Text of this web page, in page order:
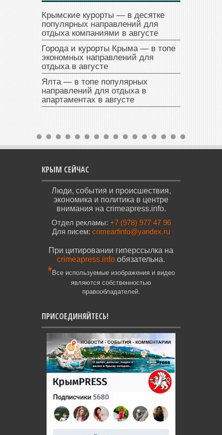
Крымские курорты — в десятке
популярных направлений для
отдыха компаниями в августе
Города и курорты Крыма — в топе
экономных направлений для
отдыха в августе
Ялта — в топе популярных
направлений для отдыха в
апартаментах в августе
КРЫМ СЕЙЧАС
Люди, события и происшествия,
экономика и политика в центре
внимания на crimeapress.info.
Отдел рекламы: +7 (978) 977 47 96
Для писем: crimearfinfo@yandex.ru
При цитировании гиперссылка на
crimeapress.info обязательна.
*Все используемые изображения и видео
являются собственностью
правообладателей.
ПРИСОЕДИНЯЙТЕСЬ!